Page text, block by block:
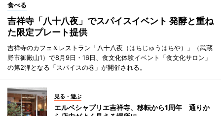
食べる
吉祥寺「八十八夜」でスパイスイベント 発酵と重ね
た限定プレート提供
吉祥寺のカフェ＆レストラン「八十八夜（はちじゅうはちや）」（武蔵
野市御殿山1）で8月9日・16日、食文化体験イベント「食文化サロン」
の第2弾となる「スパイスの巻」が開催される。
見る・遊ぶ
エルベシャプリエ吉祥寺、移転から1周年 通りか